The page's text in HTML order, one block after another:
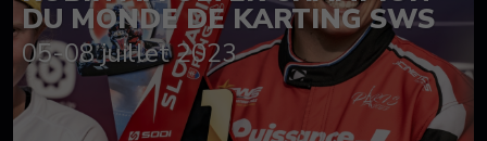
DU MONDE DE KARTING SWS
05-08 juillet 2023